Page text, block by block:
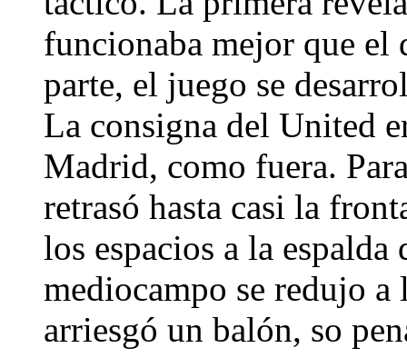
funcionaba mejor que
parte, el juego se
La consigna del United
Madrid, como fuera.
retrasó hasta casi la
los espacios a la
mediocampo se redujo a
arriesgó un balón, so